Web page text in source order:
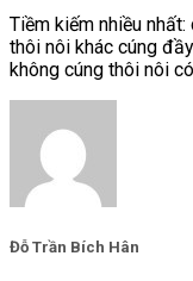
Tiềm kiếm nhiều
thôi nôi khác cúng
không cúng thôi nôi
Đỗ Trần Bích Hân